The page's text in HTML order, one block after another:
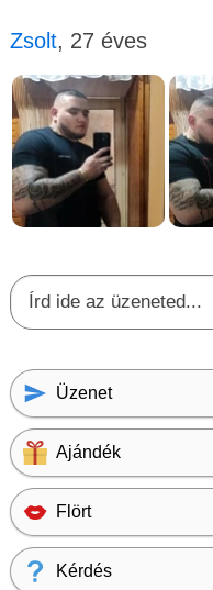
Zsolt, 27 éves
Üzenet
Ajándék
Flört
Kérdés